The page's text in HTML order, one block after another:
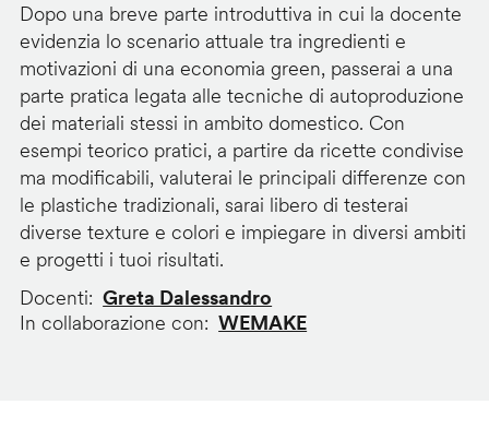
Dopo una breve parte introduttiva in cui la docente
evidenzia lo scenario attuale tra ingredienti e
motivazioni di una economia green, passerai a una
parte pratica legata alle tecniche di autoproduzione
dei materiali stessi in ambito domestico. Con
esempi teorico pratici, a partire da ricette condivise
ma modificabili, valuterai le principali differenze con
le plastiche tradizionali, sarai libero di testerai
diverse texture e colori e impiegare in diversi ambiti
e progetti i tuoi risultati.
Docenti
Greta Dalessandro
In collaborazione con
WEMAKE